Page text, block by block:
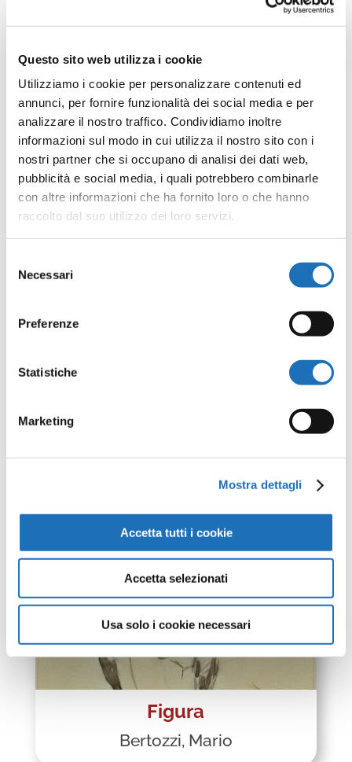
Questo sito web utilizza i cookie
Utilizziamo i cookie per personalizzare contenuti ed
annunci, per fornire funzionalità dei social media e per
analizzare il nostro traffico. Condividiamo inoltre
informazioni sul modo in cui utilizza il nostro sito con i
nostri partner che si occupano di analisi dei dati web,
pubblicità e social media, i quali potrebbero combinarle
con altre informazioni che ha fornito loro o che hanno
raccolto dal suo utilizzo dei loro servizi.
delNecessari
Preferenze
Statistiche
Marketing
Mostra dettagli
Accetta tutti i cookie
Accetta selezionati
Usa solo i cookie necessari
Profeta a Selbagnone. Oltre alla scultura
all’illustrazione.
Le opere
dell’artista
Fuga di tori
Bertozzi, Mario
Figura
Bertozzi, Mario